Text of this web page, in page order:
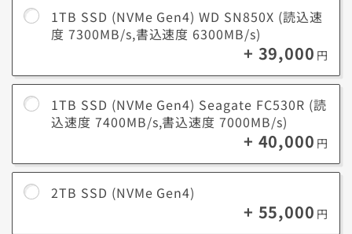
iPhone
で撮影
した動
動画編集作業（1ファイルあたり）
短編動画の編集（3～5分、フルHD）：10～30GB
中編動画の編集（10～30分、フルHD）：30～100GB
アニメーション制作（2Dまたは3D）：50～200GB以
動画編
イルあ
たり）
短編動画の編集（3～5分、フルHD）：10～30GB
中編動画の編集（10～30分、フルHD）：30～100GB
アニメーション制作（2Dまたは3D）：50～200GB以
上
1TB SSD (NVMe Gen4) WD SN850X (読込速
度 7300MB/s,書込速度 6300MB/s)
+ 39,000 円
1TB SSD (NVMe Gen4) Seagate FC530R (読
込速度 7400MB/s,書込速度 7000MB/s)
+ 40,000 円
2TB SSD (NVMe Gen4)
+ 55,000 円